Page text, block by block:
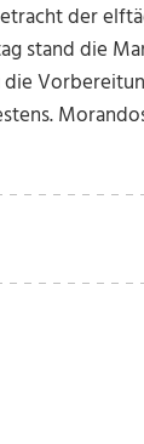
der
stand die